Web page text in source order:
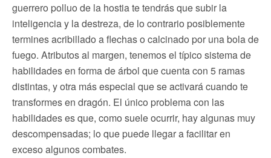
guerrero polluo de la hostia te tendrás que subir la
inteligencia y la destreza, de lo contrario posiblemente
termines acribillado a flechas o calcinado por una bola de
fuego. Atributos al margen, tenemos el típico sistema de
habilidades en forma de árbol que cuenta con 5 ramas
distintas, y otra más especial que se activará cuando te
transformes en dragón. El único problema con las
habilidades es que, como suele ocurrir, hay algunas muy
descompensadas; lo que puede llegar a facilitar en
exceso algunos combates.